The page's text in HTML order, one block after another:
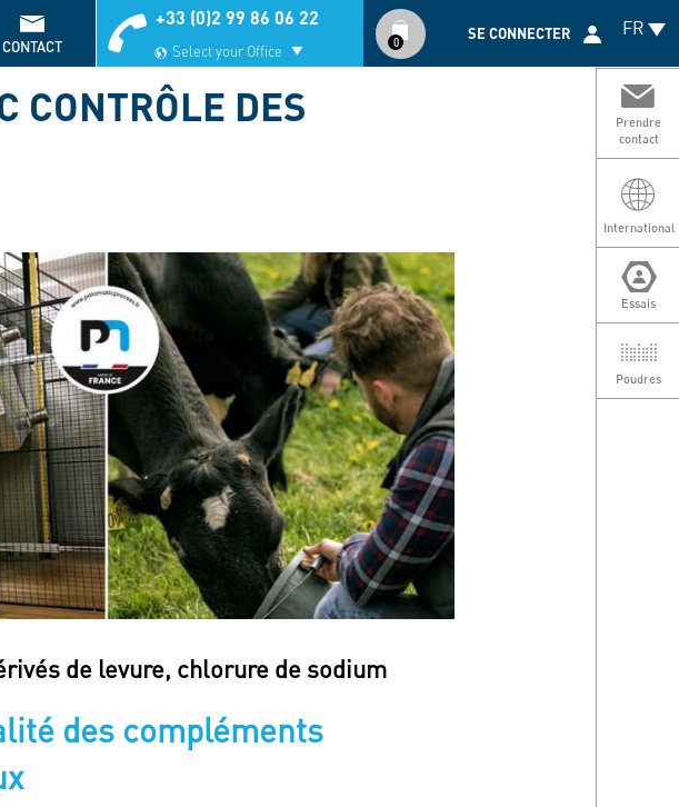
FR
CONTACT
+33 (0)2 99 86 06 22
Select your Office 0
utilisateur
SE CONNECTER
Prendre
contact
International
Essais
Poudres
CONTRÔLE DES
de levure, chlorure de sodium
des compléments